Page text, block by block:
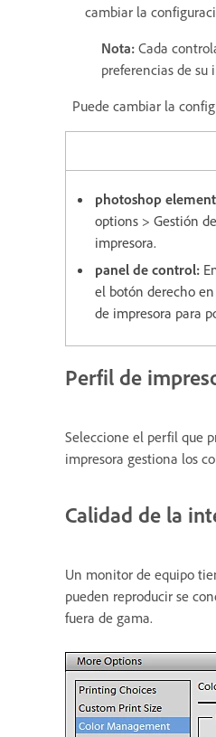
cambiar la
Nota: Cada
preferencias de su
Puede cambiar la
photoshop
options > Gestión
impresora.
panel de control:
el botón derecho
de impresora para
Perfil de
Seleccione el perfil que
impresora gestiona los
Calidad de la
Un monitor de equipo
pueden reproducir se
fuera de gama.